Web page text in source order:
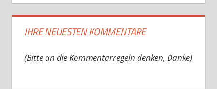
IHRE NEUESTEN KOMMENTARE
(Bitte an die Kommentarregeln denken, Danke)